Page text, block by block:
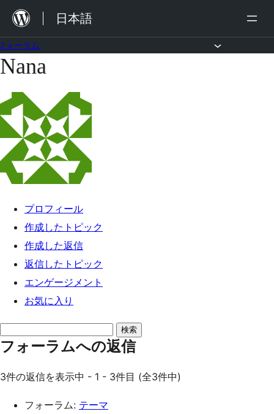
を
ス
ッ
プ
日本語
ォーラム
コ
テ
ン
ツ
へ
ス
Nana
プロフィール
作成したトピック
作成した返信
返信したトピック
エンゲージメント
お気に入り
信
検
フォーラムへの返信
3件の返信を表示中 - 1 - 3件目 (全3件中)
フォーラム: テーマ